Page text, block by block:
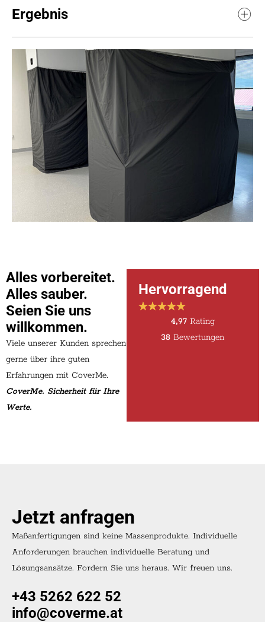
Ergebnis
Alles vorbereitet.
Alles sauber.
Seien Sie uns
willkommen.
Viele unserer Kunden sprechen
gerne über ihre guten
Erfahrungen mit CoverMe.
CoverMe. Sicherheit für Ihre
Werte.
Hervorragend
4,97Rating
38 Bewertungen
Jetzt anfragen
Maßanfertigungen sind keine Massenprodukte. Individuelle
Anforderungen brauchen individuelle Beratung und
Lösungsansätze. Fordern Sie uns heraus. Wir freuen uns.
+43 5262 622 52
info@coverme.at